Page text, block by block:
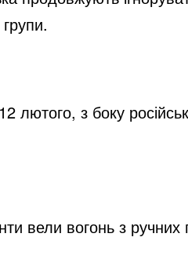
лютого, з боку
вели вогонь з ручних